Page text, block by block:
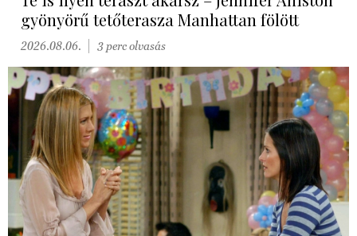
gyönyörű tetőterasza Manhattan fölött
2026.08.06. 3 perc olvasás